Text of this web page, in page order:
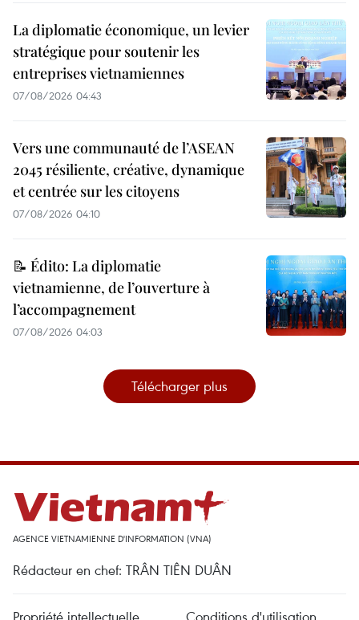
La diplomatie économique, un levier
stratégique pour soutenir les
entreprises vietnamiennes
07/08/2026 04:43
Vers une communauté de l’ASEAN
2045 résiliente, créative, dynamique
et centrée sur les citoyens
07/08/2026 04:10
📝 Édito: La diplomatie
vietnamienne, de l’ouverture à
l’accompagnement
07/08/2026 04:03
Télécharger plus
AGENCE VIETNAMIENNE D'INFORMATION (VNA)
Rédacteur en chef: TRÂN TIÊN DUÂN